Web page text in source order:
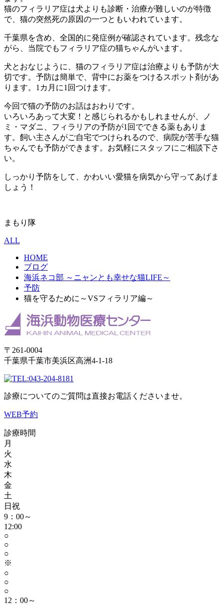
猫のフィラリア症は犬よりも診断・治療が難しいのが特徴
で、猫の突然死の原因の一つともいわれています。
千葉県を含め、全国的に発症例が確認されています。残念な
がら、当院でもフィラリア症の猫ちゃんがいます。
犬とおなじように、猫のフィラリア症は治療よりも予防が大
切です。予防は簡単で、背中にお薬をつけるスポット剤があ
ります。1カ月に1回つけます。
今回で猫の予防のお話はおわりです。
いろいろあって大変！と感じられるかもしれませんが、ノ
ミ・マダニ、フィラリアの予防が1回でできる薬もありま
す。飼い主さんがご自宅でつけられるので、病院が苦手な猫
ちゃんでも予防ができます。お気軽にスタッフにご相談下さ
い。
しっかり予防をして、かわいい愛猫を病気から守ってあげま
しょう！
まもり隊
ALL
HOME
ブログ
海浜ネコ部 ～ニャンとも幸せな猫LIFE～
予防
猫を守るために～VSフィラリア編～
〒261-0004
千葉県千葉市美浜区高洲4-1-18
043-204-8181
診療についてのご質問は直接お電話くださいませ。
WEB予約
診療時間
月
火
水
木
金
土
日祝
9：00～
12:00
○
○
○
※
○
○
○
12：00～